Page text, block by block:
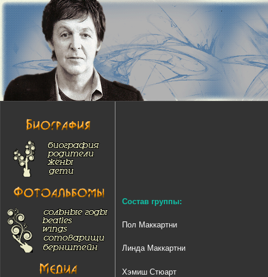
Состав группы:
Пол Маккартни
Линда Маккартни
Хэмиш Стюарт